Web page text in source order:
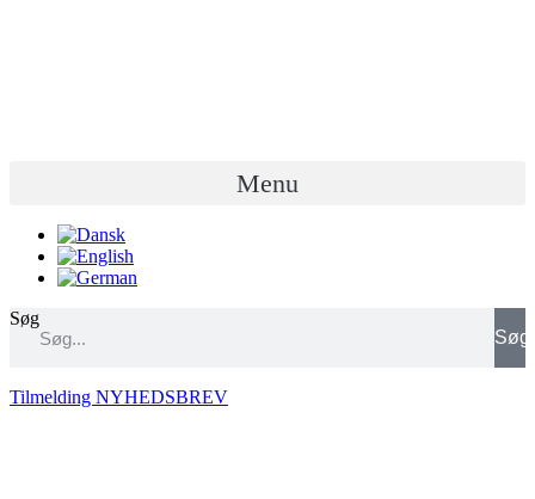
Menu
Søg
Søg
Tilmelding NYHEDSBREV